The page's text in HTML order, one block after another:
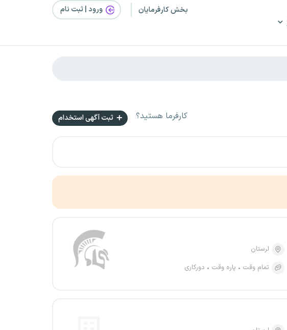
بخش کارفرمایان ورود | ثبت‌ نام
کارفرما هستید؟ ثبت آگهی استخدام
لرستان
تمام وقت
پاره وقت دورکاری